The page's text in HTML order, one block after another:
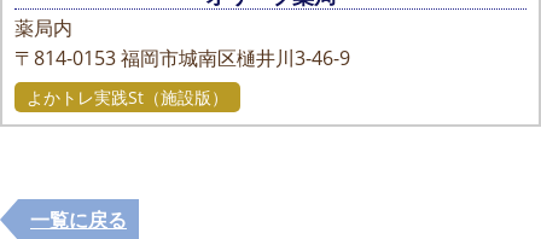
薬局内
〒814-0153福岡市城南区樋井川3-46-9
よかトレ実践St（施設版）
一覧に戻る